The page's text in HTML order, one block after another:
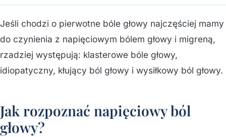
Jeśli chodzi o pierwotne bóle głowy najczęściej mamy
do czynienia z napięciowym bólem głowy i migreną,
rzadziej występują: klasterowe bóle głowy,
idiopatyczny, kłujący ból głowy i wysiłkowy ból głowy.
Jak rozpoznać napięciowy ból
głowy?